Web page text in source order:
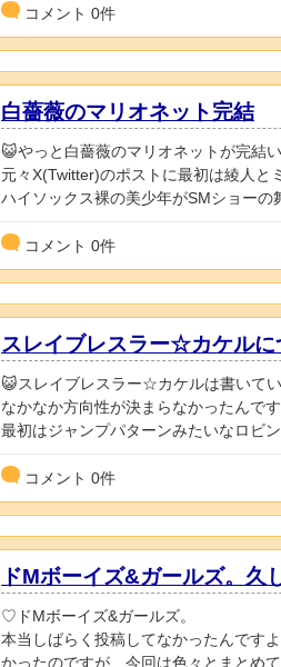
コメント 0件
白薔薇のマリオネット完結
😺やっと白薔薇のマリオネットが完結い
元々X(Twitter)のポストに最初は綾人と
ハイソックス裸の美少年がSMショーの
コメント 0件
スレイブレスラー☆カケルに
😺スレイブレスラー☆カケルは書いてい
なかなか方向性が決まらなかったんです
最初はジャンプパターンみたいなロビ
コメント 0件
ドMボーイズ&ガールズ。久
♡ドMボーイズ&ガールズ。
本当しばらく投稿してなかったんです
かったのですが、今回は色々とまとめて